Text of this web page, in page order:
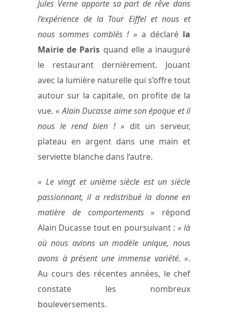
Jules Verne apporte sa part de rêve dans
l’expérience de la Tour Eiffel et nous et
nous sommes comblés ! » a déclaré la
Mairie de Paris quand elle a inauguré
le restaurant dernièrement. Jouant
avec la lumière naturelle qui s’offre tout
autour sur la capitale, on profite de la
vue.« Alain Ducasse aime son époque et il
nous le rend bien ! » dit un serveur,
plateau en argent dans une main et
serviette blanche dans l’autre.
« Le vingt et unième siècle est un siècle
passionnant, il a redistribué la donne en
matière de comportements » répond
Alain Ducasse tout en poursuivant : « là
où nous avions un modèle unique, nous
avons à présent une immense variété. ».
Au cours des récentes années, le chef
constate les nombreux
bouleversements.